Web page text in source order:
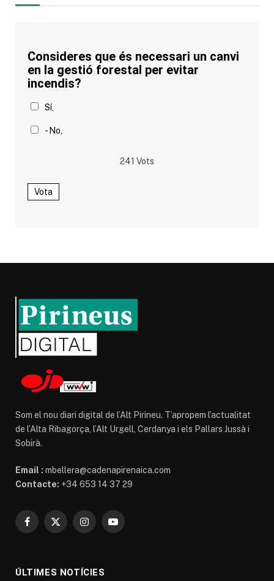
Consideres que és necessari un canvi
en la gestió forestal per evitar
incendis?
Sí,
- No,
241 Vots
Vota
Som el nou diari digital de l’Alt Pirineu. T’apropem l’actualitat
de l’Alta Ribagorça, l’Alt Urgell, Cerdanya i els Pallars Jussà i
Sobirà.
Email : mbellera@cadenapirenaica.com
Contacte: +34 653 14 37 29
Facebook
X
InstagramYouTube
ÚLTIMES NOTÍCIES